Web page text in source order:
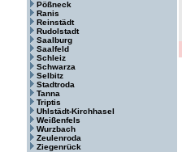
Pößneck
Ranis
Reinstädt
Rudolstadt
Saalburg
Saalfeld
Schleiz
Schwarza
Selbitz
Stadtroda
Tanna
Triptis
Uhlstädt-Kirchhasel
Weißenfels
Wurzbach
Zeulenroda
Ziegenrück